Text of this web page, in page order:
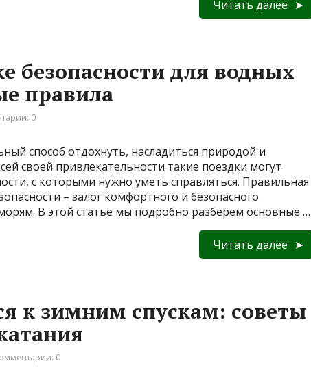
Читать далее
безопасности для водных
правила
0
способ отдохнуть, насладиться природой и
своей привлекательности такие поездки могут
с которыми нужно уметь справляться. Правильная
– залог комфортного и безопасного
В этой статье мы подробно разберём основные …
Читать далее
к зимним спускам: советы
0